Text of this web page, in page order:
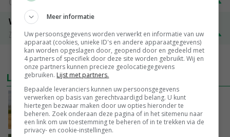
Volle melkpoeder
Zuivel NL
€ 345,00 € 20,00
MEER MARKTPRIJZEN
LAATSTE NIEUWS
Onttrekkingsverboden voor grondwater in
Twente, Achterhoek en rand Veluwe
VANDAAG, 17:02
Meer informatie
Uw persoonsgegevens worden verwerkt en informatie van uw
apparaat (cookies, unieke ID's en andere apparaatgegevens)
kan worden opgeslagen door, geopend door en gedeeld met
4 partners of specifiek door deze site worden gebruikt. Wij en
onze partners kunnen precieze geolocatiegegevens
gebruiken. Lijst met partners.
Bepaalde leveranciers kunnen uw persoonsgegevens
verwerken op basis van gerechtvaardigd belang. U kunt
hiertegen bezwaar maken door uw opties hieronder te
beheren. Zoek onderaan deze pagina of in het sitemenu naar
een link om uw toestemming te beheren of in te trekken via de
privacy- en cookie-instellingen.